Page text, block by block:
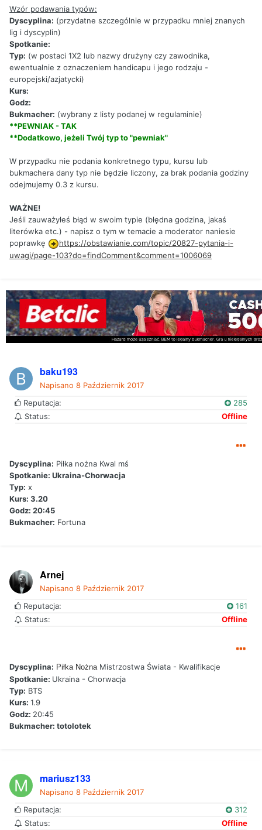
Wzór podawania typów:
Dyscyplina: (przydatne szczególnie w przypadku mniej znanych
lig i dyscyplin)
Spotkanie:
Typ: (w postaci 1X2 lub nazwy drużyny czy zawodnika,
ewentualnie z oznaczeniem handicapu i jego rodzaju -
europejski/azjatycki)
Kurs:
Godz:
Bukmacher: (wybrany z listy podanej w regulaminie)
**PEWNIAK - TAK
**Dodatkowo, jeżeli Twój typ to "pewniak"
W przypadku nie podania konkretnego typu, kursu lub
bukmachera dany typ nie będzie liczony, za brak podania godziny
odejmujemy 0.3 z kursu.
WAŻNE!
Jeśli zauważyłeś błąd w swoim typie (błędna godzina, jakaś
literówka etc.) - napisz o tym w temacie a moderator naniesie
poprawkę
https://obstawianie.com/topic/20827-pytania-i-
uwagi/page-103?do=findComment&comment=1006069
baku193
Napisano 8 Październik 2017
Reputacja:
285
Status:
Offline
Dyscyplina: Piłka nożna Kwal mś
Spotkanie: Ukraina-Chorwacja
Typ: x
Kurs: 3.20
Godz: 20:45
Bukmacher: Fortuna
Arnej
Napisano 8 Październik 2017
Reputacja:
161
Status:
Offline
Dyscyplina: Piłka Nożna Mistrzostwa Świata - Kwalifikacje
Spotkanie: Ukraina - Chorwacja
Typ: BTS
Kurs: 1.9
Godz: 20:45
Bukmacher: totolotek
mariusz133
Napisano 8 Październik 2017
Reputacja:
312
Status:
Offline